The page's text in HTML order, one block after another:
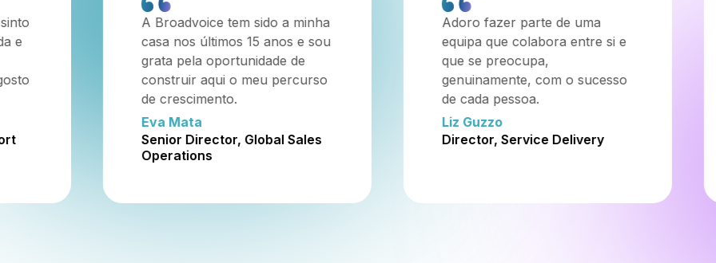
sou
Adoro fazer parte de uma
equipa que colabora entre si e
que se preocupa,
genuinamente, com o sucesso
de cada pessoa.
Liz Guzzo
Director, Service Delivery
O que mais valorizo é fazer
parte de um ambiente
internacional que me desafia e
me inspira constantemente.
Virgilio Muelas
Channel Manager,